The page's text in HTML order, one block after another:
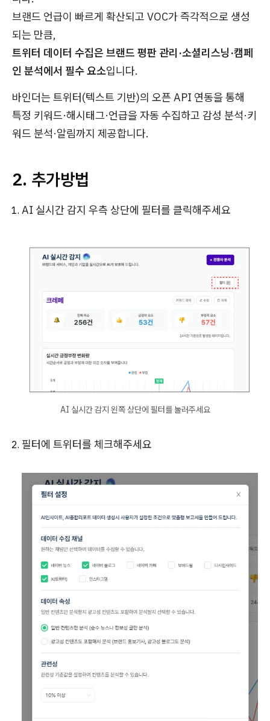
브랜드 언급이 빠르게 확산되고 VOC가 즉각적으로 생성
되는 만큼,
트위터 데이터 수집은 브랜드 평판 관리·소셜리스닝·캠페
인 분석에서 필수 요소입니다.
바인더는 트위터(텍스트 기반)의 오픈 API 연동을 통해
특정 키워드·해시태그·언급을 자동 수집하고 감성 분석·키
워드 분석·알림까지 제공합니다.
2. 추가방법
AI 실시간 감지 우측 상단에 필터를 클릭해주세요
AI 실시간 감지 왼쪽 상단에 필터를 눌러주세요
필터에 트위터를 체크해주세요